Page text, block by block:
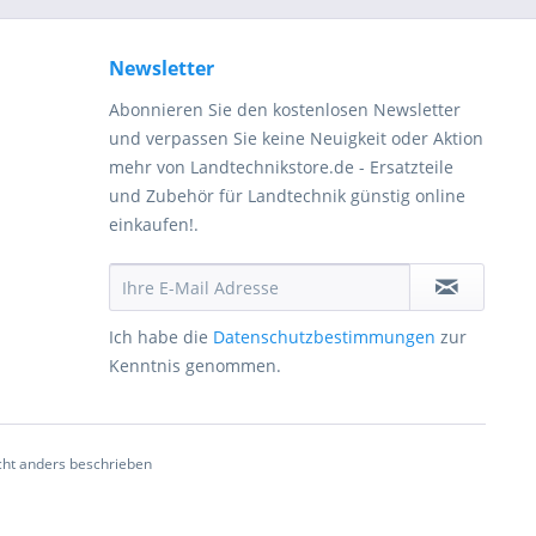
Newsletter
Abonnieren Sie den kostenlosen Newsletter
und verpassen Sie keine Neuigkeit oder Aktion
mehr von Landtechnikstore.de - Ersatzteile
und Zubehör für Landtechnik günstig online
einkaufen!.
Ich habe die Datenschutzbestimmungen zur
Kenntnis genommen.
anders beschrieben